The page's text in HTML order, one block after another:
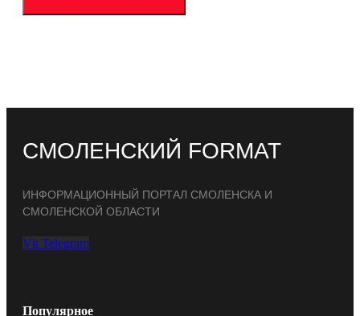
СМОЛЕНСКИЙ FORMAT
ИНФОРМАЦИОННЫЙ ПОРТАЛ СМОЛЕНСКА И
СМОЛЕНСКОЙ ОБЛАСТИ
Vk Telegram
Популярное